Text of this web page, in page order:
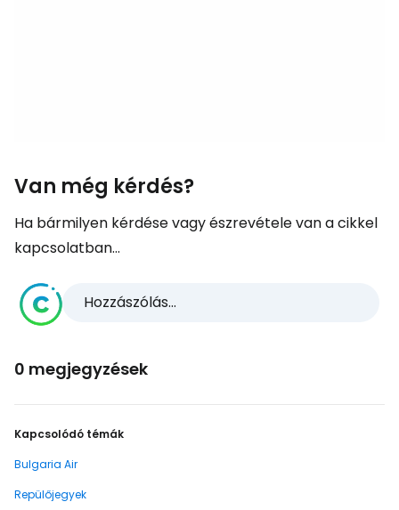
Van még kérdés?
Ha bármilyen kérdése vagy észrevétele van a cikkel
kapcsolatban...
Hozzászólás...
0 megjegyzések
Kapcsolódó témák
Bulgaria Air
Repülőjegyek